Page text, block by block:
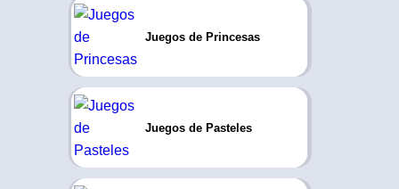
Juegos de Princesas
Juegos de Pasteles